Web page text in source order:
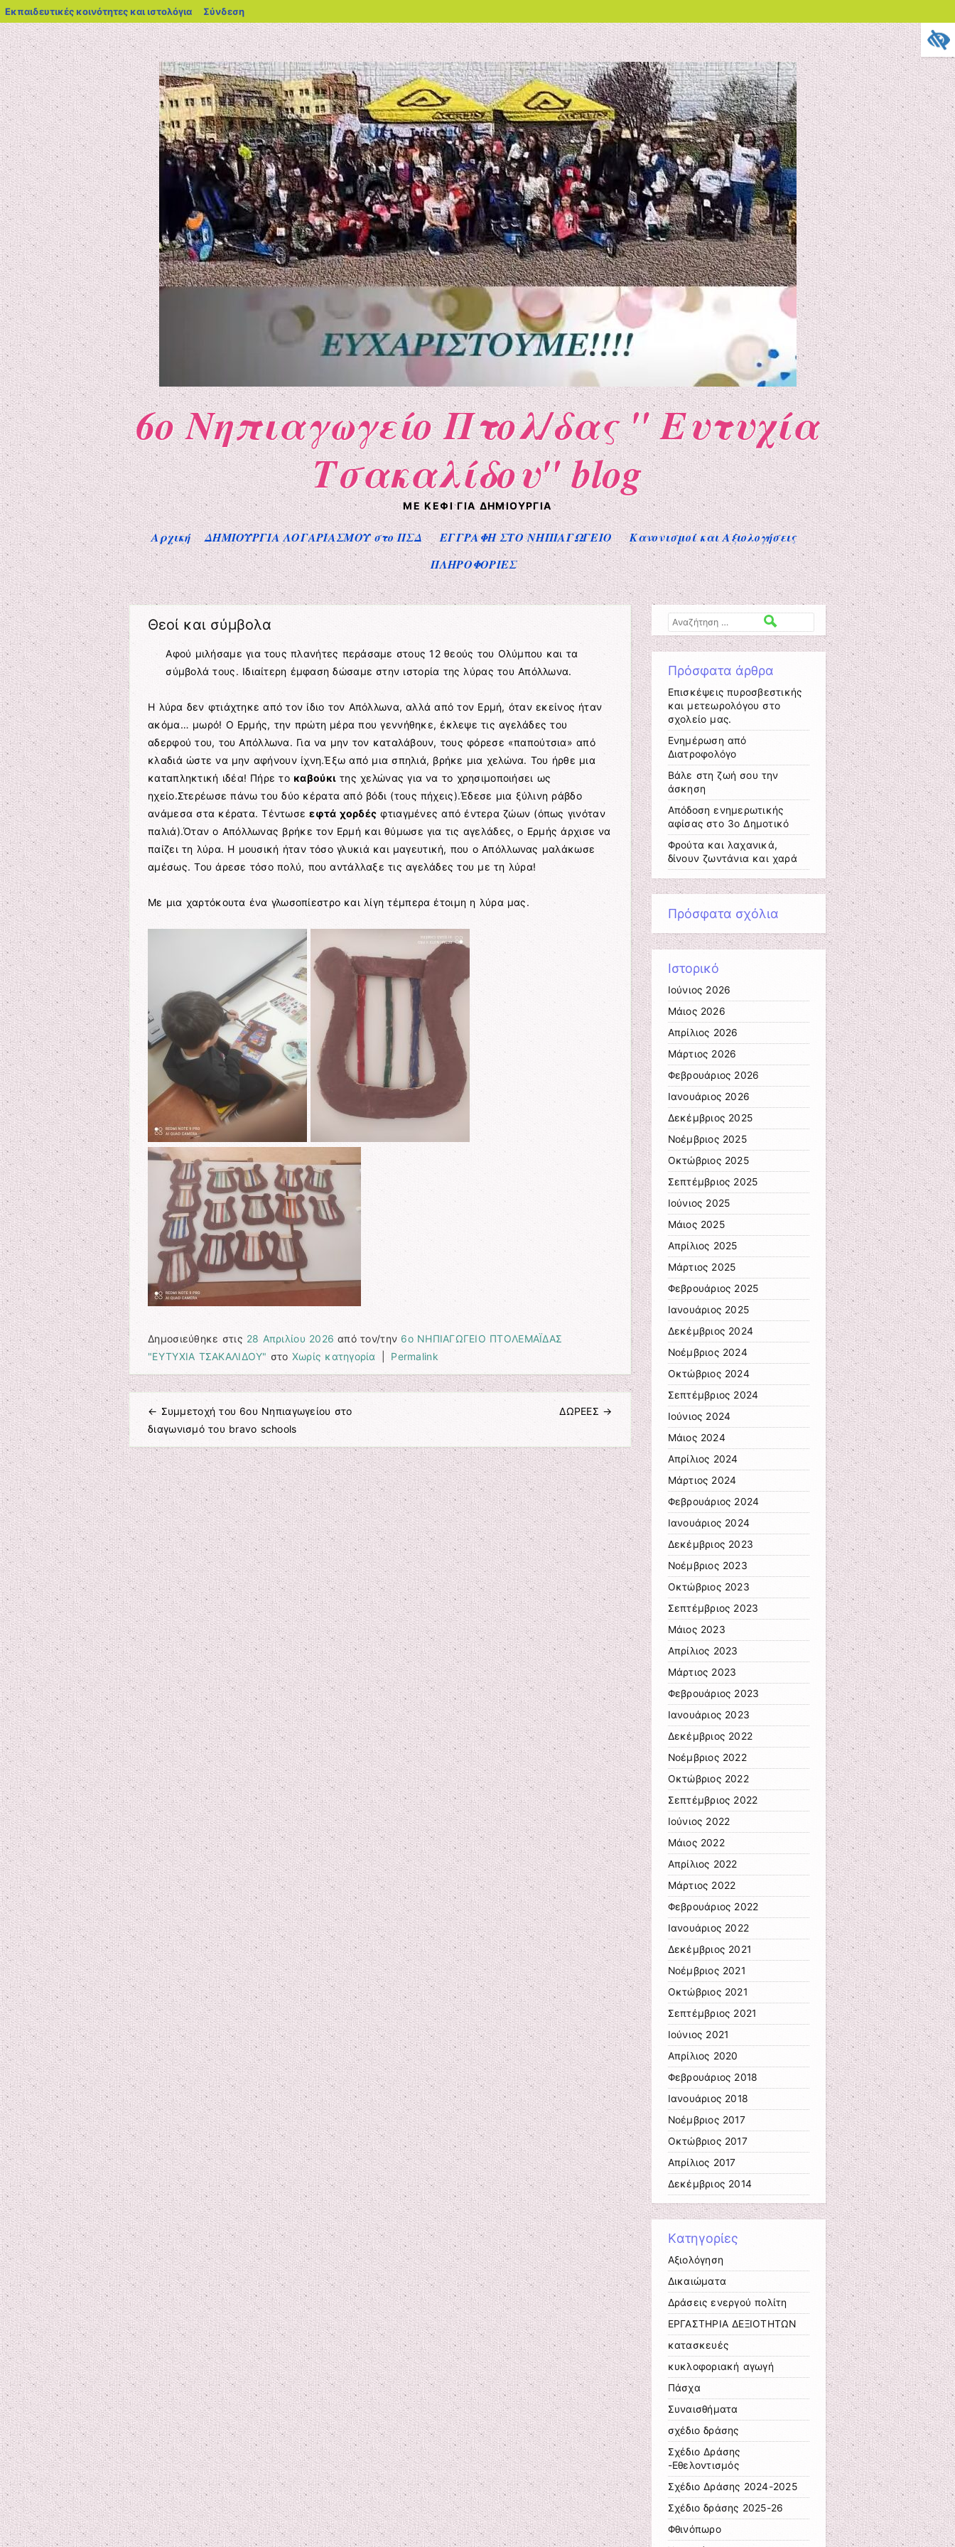
Εκπαιδευτικές κοινότητες και ιστολόγια blogs.sch.gr
Σύνδεση
6ο Νηπιαγωγείο Πτολ/δας " Ευτυχία
Τσακαλίδου" blog
ΜΕ ΚΈΦΙ ΓΙΑ ΔΗΜΙΟΥΡΓΊΑ
Μενού
Μετάβαση στο περιεχόμενο
Αρχική ΔΗΜΙΟΥΡΓΙΑ ΛΟΓΑΡΙΑΣΜΟΥ στο ΠΣΔ ΕΓΓΡΑΦΗ ΣΤΟ ΝΗΠΙΑΓΩΓΕΙΟ
Κανονισμοί και Αξιολογήσεις
ΠΛΗΡΟΦΟΡΙΕΣ
Θεοί και σύμβολα
Αφού μιλήσαμε για τους πλανήτες περάσαμε στους 12 θεούς του Ολύμπου και τα
σύμβολά τους. Ιδιαίτερη έμφαση δώσαμε στην ιστορία της λύρας του Απόλλωνα.
Η λύρα δεν φτιάχτηκε από τον ίδιο τον Απόλλωνα, αλλά από τον Ερμή, όταν εκείνος ήταν
ακόμα… μωρό! Ο Ερμής, την πρώτη μέρα που γεννήθηκε, έκλεψε τις αγελάδες του
αδερφού του, του Απόλλωνα. Για να μην τον καταλάβουν, τους φόρεσε «παπούτσια» από
κλαδιά ώστε να μην αφήνουν ίχνη.Έξω από μια σπηλιά, βρήκε μια χελώνα. Του ήρθε μια
καταπληκτική ιδέα! Πήρε το καβούκι της χελώνας για να το χρησιμοποιήσει ως
ηχείο.Στερέωσε πάνω του δύο κέρατα από βόδι (τους πήχεις).Έδεσε μια ξύλινη ράβδο
ανάμεσα στα κέρατα. Τέντωσεεφτά χορδές φτιαγμένες από έντερα ζώων (όπως γινόταν
παλιά).Όταν ο Απόλλωνας βρήκε τον Ερμή και θύμωσε για τις αγελάδες, ο Ερμής άρχισε να
παίζει τη λύρα. Η μουσική ήταν τόσο γλυκιά και μαγευτική, που ο Απόλλωνας μαλάκωσε
αμέσως. Του άρεσε τόσο πολύ, που αντάλλαξε τις αγελάδες του με τη λύρα!
Με μια χαρτόκουτα ένα γλωσοπίεστρο και λίγη τέμπερα έτοιμη η λύρα μας.
Δημοσιεύθηκε στις 28 Απριλίου 2026 από τον/την 6ο ΝΗΠΙΑΓΩΓΕΙΟ ΠΤΟΛΕΜΑΪΔΑΣ
"ΕΥΤΥΧΙΑ ΤΣΑΚΑΛΙΔΟΥ" στο Χωρίς κατηγορία Permalink
Πλοήγηση άρθρων
← Συμμετοχή του 6ου Νηπιαγωγείου στο
διαγωνισμό του bravo schools
ΔΩΡΕΕΣ →
Αναζήτηση
Πρόσφατα άρθρα
Επισκέψεις πυροσβεστικής
και μετεωρολόγου στο
σχολείο μας.
Ενημέρωση από
Διατροφολόγο
Βάλε στη ζωή σου την
άσκηση
Απόδοση ενημερωτικής
αφίσας στο 3ο Δημοτικό
Φρούτα και λαχανικά,
δίνουν ζωντάνια και χαρά
Πρόσφατα σχόλια
Ιστορικό
Ιούνιος 2026
Μάιος 2026
Απρίλιος 2026
Μάρτιος 2026
Φεβρουάριος 2026
Ιανουάριος 2026
Δεκέμβριος 2025
Νοέμβριος 2025
Οκτώβριος 2025
Σεπτέμβριος 2025
Ιούνιος 2025
Μάιος 2025
Απρίλιος 2025
Μάρτιος 2025
Φεβρουάριος 2025
Ιανουάριος 2025
Δεκέμβριος 2024
Νοέμβριος 2024
Οκτώβριος 2024
Σεπτέμβριος 2024
Ιούνιος 2024
Μάιος 2024
Απρίλιος 2024
Μάρτιος 2024
Φεβρουάριος 2024
Ιανουάριος 2024
Δεκέμβριος 2023
Νοέμβριος 2023
Οκτώβριος 2023
Σεπτέμβριος 2023
Μάιος 2023
Απρίλιος 2023
Μάρτιος 2023
Φεβρουάριος 2023
Ιανουάριος 2023
Δεκέμβριος 2022
Νοέμβριος 2022
Οκτώβριος 2022
Σεπτέμβριος 2022
Ιούνιος 2022
Μάιος 2022
Απρίλιος 2022
Μάρτιος 2022
Φεβρουάριος 2022
Ιανουάριος 2022
Δεκέμβριος 2021
Νοέμβριος 2021
Οκτώβριος 2021
Σεπτέμβριος 2021
Ιούνιος 2021
Απρίλιος 2020
Φεβρουάριος 2018
Ιανουάριος 2018
Νοέμβριος 2017
Οκτώβριος 2017
Απρίλιος 2017
Δεκέμβριος 2014
Kατηγορίες
Αξιολόγηση
Δικαιώματα
Δράσεις ενεργού πολίτη
ΕΡΓΑΣΤΗΡΙΑ ΔΕΞΙΟΤΗΤΩΝ
κατασκευές
κυκλοφοριακή αγωγή
Πάσχα
Συναισθήματα
σχέδιο δράσης
Σχέδιο Δράσης
-Εθελοντισμός
Σχέδιο Δράσης 2024-2025
Σχέδιο δράσης 2025-26
Φθινόπωρο